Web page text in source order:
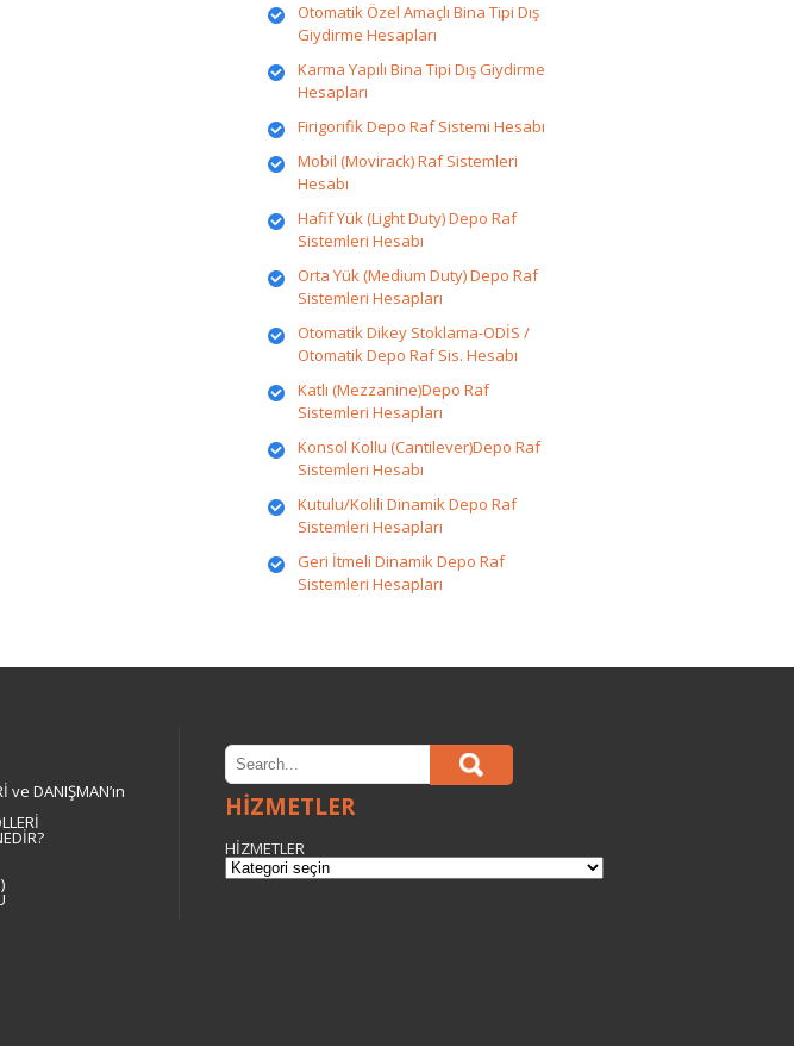
Otomatik Özel Amaçlı Bina Tipi Dış
Giydirme Hesapları
Karma Yapılı Bina Tipi Dış Giydirme
Hesapları
Firigorifik Depo Raf Sistemi Hesabı
Mobil (Movirack) Raf Sistemleri
Hesabı
Hafif Yük (Light Duty) Depo Raf
Sistemleri Hesabı
Orta Yük (Medium Duty) Depo Raf
Sistemleri Hesapları
Otomatik Dikey Stoklama-ODİS /
Otomatik Depo Raf Sis. Hesabı
Katlı (Mezzanine)Depo Raf
Sistemleri Hesapları
Konsol Kollu (Cantilever)Depo Raf
Sistemleri Hesabı
Kutulu/Kolili Dinamik Depo Raf
Sistemleri Hesapları
Geri İtmeli Dinamik Depo Raf
Sistemleri Hesapları
ve DANIŞMAN’ın HİZMETLER
HİZMETLER